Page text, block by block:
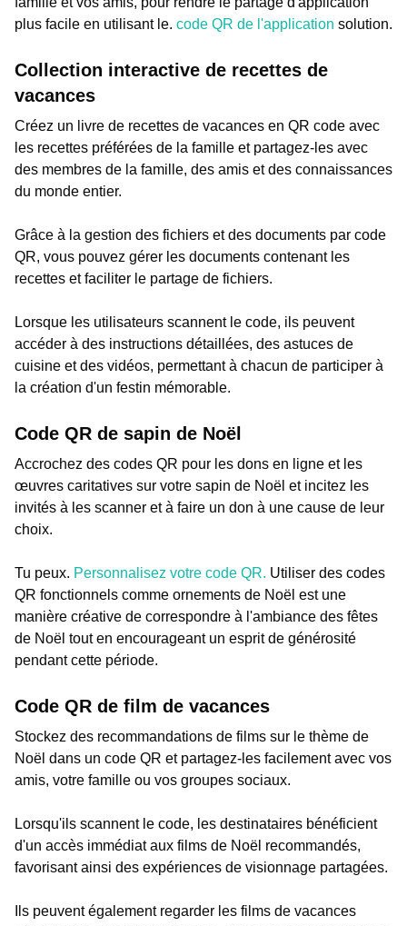
plus facile en utilisant le. code QR de l'application solution.
Collection interactive de recettes de
vacances
Créez un livre de recettes de vacances en QR code avec
les recettes préférées de la famille et partagez-les avec
des membres de la famille, des amis et des connaissances
du monde entier.
Grâce à la gestion des fichiers et des documents par code
QR, vous pouvez gérer les documents contenant les
recettes et faciliter le partage de fichiers.
Lorsque les utilisateurs scannent le code, ils peuvent
accéder à des instructions détaillées, des astuces de
cuisine et des vidéos, permettant à chacun de participer à
la création d'un festin mémorable.
Code QR de sapin de Noël
Accrochez des codes QR pour les dons en ligne et les
œuvres caritatives sur votre sapin de Noël et incitez les
invités à les scanner et à faire un don à une cause de leur
choix.
Tu peux. Personnalisez votre code QR. Utiliser des codes
QR fonctionnels comme ornements de Noël est une
manière créative de correspondre à l'ambiance des fêtes
de Noël tout en encourageant un esprit de générosité
pendant cette période.
Code QR de film de vacances
Stockez des recommandations de films sur le thème de
Noël dans un code QR et partagez-les facilement avec vos
amis, votre famille ou vos groupes sociaux.
Lorsqu'ils scannent le code, les destinataires bénéficient
d'un accès immédiat aux films de Noël recommandés,
favorisant ainsi des expériences de visionnage partagées.
Ils peuvent également regarder les films de vacances